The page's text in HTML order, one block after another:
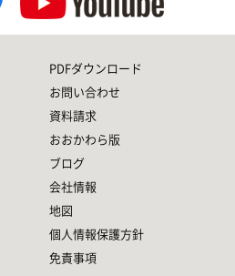
PDFダウンロード
お問い合わせ
資料請求
おおかわら版
ブログ
会社情報
地図
個人情報保護方針
免責事項